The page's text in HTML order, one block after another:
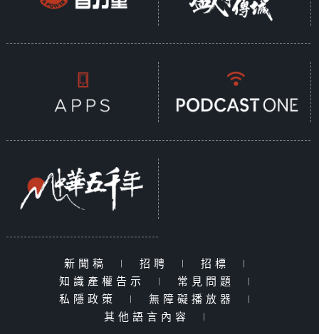
新聞稿 | 招聘 | 招標
|
知識產權告示
| 常見問題
|
私隱政策
| 無障礙播放器
|
其他語言內容
|